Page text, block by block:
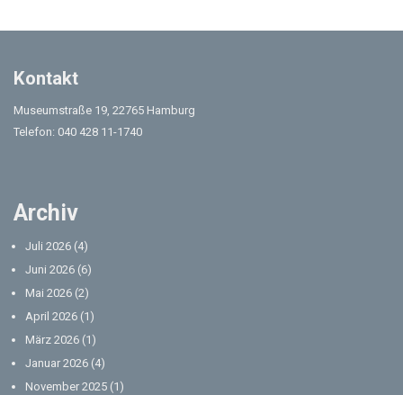
Kontakt
Museumstraße 19, 22765 Hamburg
Telefon: 040 428 11-1740
Archiv
Juli 2026 (4)
Juni 2026 (6)
Mai 2026 (2)
April 2026 (1)
März 2026 (1)
Januar 2026 (4)
November 2025 (1)